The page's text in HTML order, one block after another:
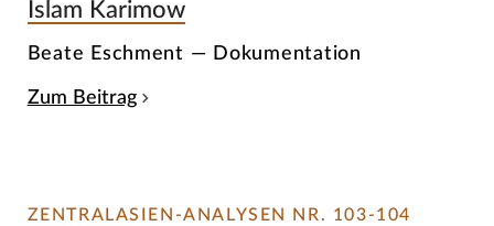
Islam Karimow
Beate Eschment — Dokumentation
Zum Beitrag
ZENTRALASIEN-ANALYSEN NR. 103-104